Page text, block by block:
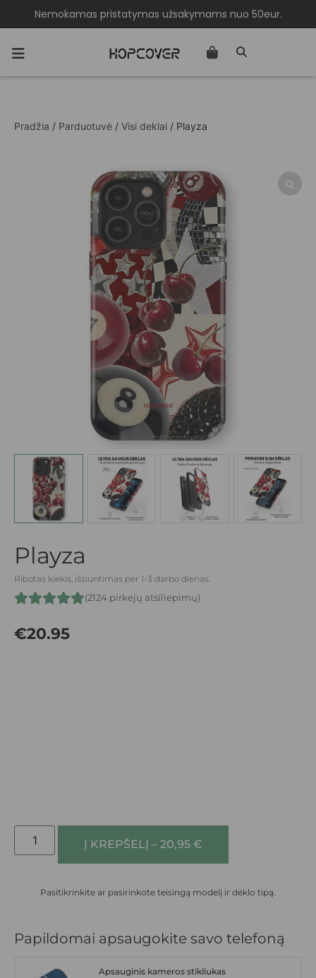
Nemokamas pristatymas užsakymams nuo 50eur.
Pradžia / Parduotuvė / Visi deklai / Playza
Playza
Ribotas kiekis, išsiuntimas per 1-3 darbo dienas.
(2124 pirkėjų atsiliepimų)
€20.95
Į KREPŠELĮ – 20,95 €
Pasitikrinkite ar pasirinkote teisingą modelį ir dėklo tipą.
Papildomai apsaugokite savo telefoną
Apsauginis kameros stikliukas